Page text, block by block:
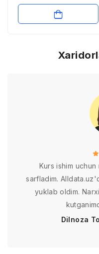
Kurs ishim
sarfladim.
yuklab oldim.
Dilnoza